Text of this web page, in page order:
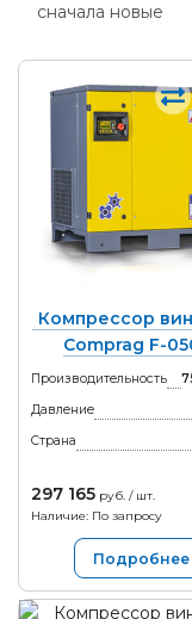
сначала новые
Компрессор
Comprag F-
Производительность
Давление
Страна
297 165 руб. / шт.
Наличие: По запросу
Подробнее